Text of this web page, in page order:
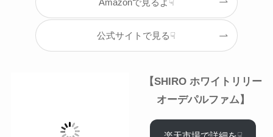
Amazonで見るよ☟
公式サイトで見る☟
【SHIRO ホワイトリリー
オーデパルファム】